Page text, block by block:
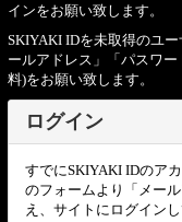
インをお願い致します。
SKIYAKI IDを未取得のユ
ールアドレス」「パスワ
料)をお願い致します。
ログイン
すでにSKIYAKI IDのア
のフォームより「メー
え、サイトにログインし